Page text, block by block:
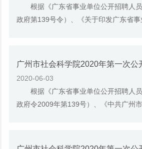
根据《广东省事业单位公开招聘人员
政府第139号令）、《关于印发广东省
2020-06-03
根据《广东省事业单位公开招聘人员
政府令2009年第139号）、《中共广州